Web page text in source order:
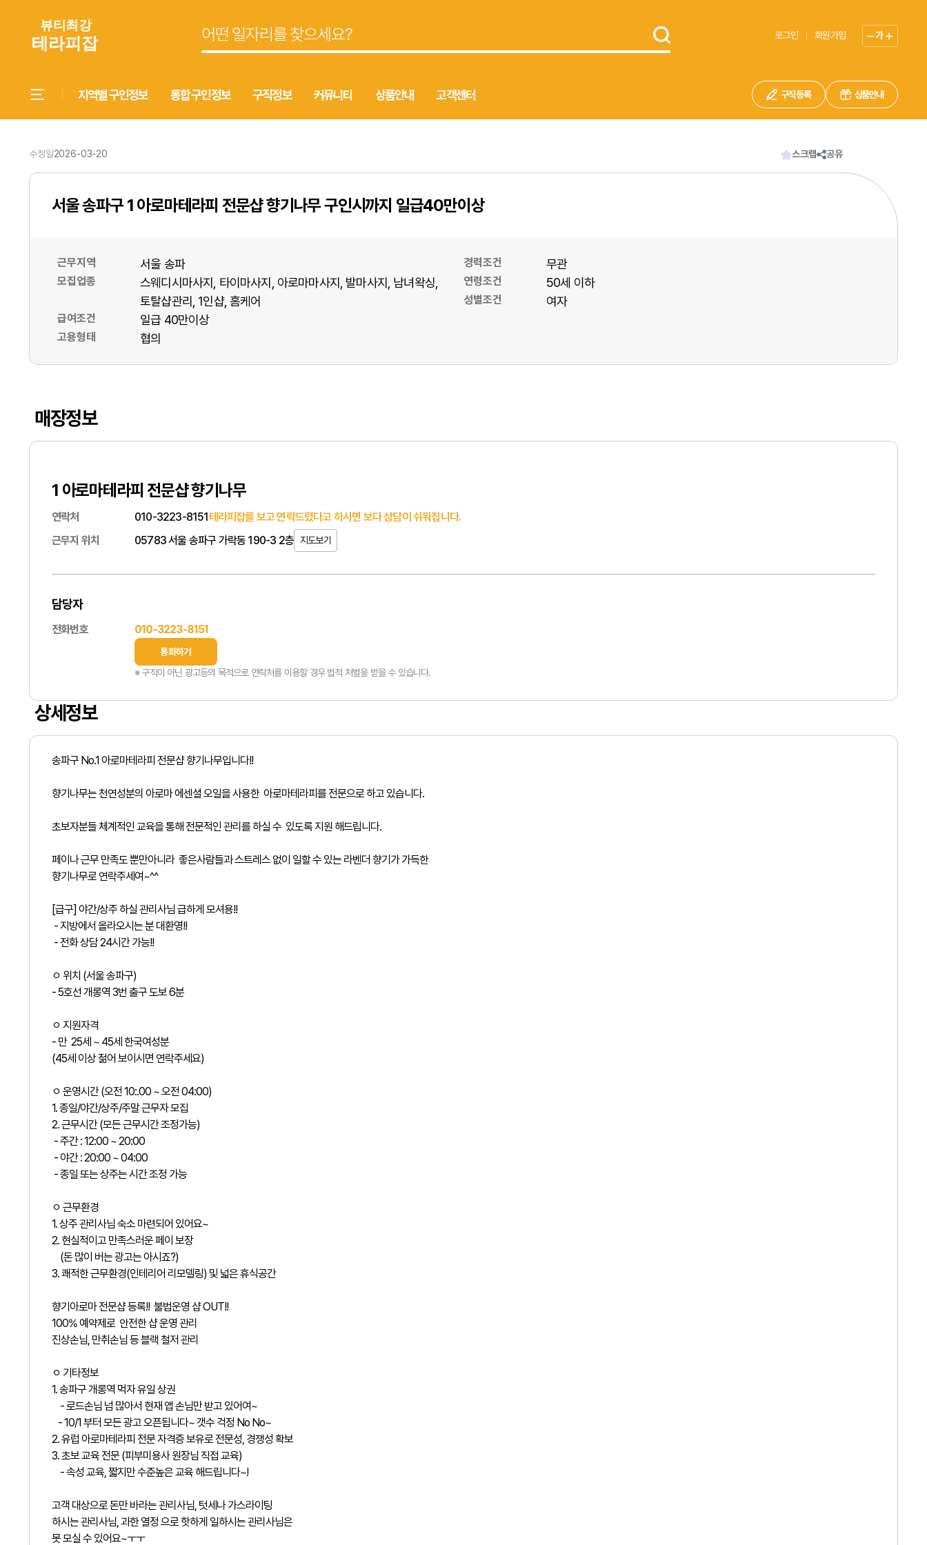
로그인 회원가입 가
지역별 구인정보 통합 구인정보 구직정보 커뮤니티 상품안내 고객센터 구직 등록 상품안내
수정일2026-03-20 스크랩 공유
서울 송파구 1 아로마테라피 전문샵 향기나무 구인시까지 일급40만이상
근무지역 서울 송파
모집업종 스웨디시마사지 타이마사지 아로마마사지 발마사지
남녀왁싱
토탈샵관리
1인샵 홈케어
급여조건 일급 40만이상
고용형태 협의
경력조건 무관
연령조건 50세 이하
성별조건 여자
매장정보
1 아로마테라피 전문샵 향기나무
연락처 010-3223-8151테라피잡를 보고 연락드렸다고 하시면 보다 상담이 쉬워집니다.
근무지 위치
05783 서울 송파구 가락동 190-3 2층 지도보기
담당자
전화번호 010-3223-8151
통화하기
※ 구직이 아닌 광고등의 목적으로 연락처를 이용할 경우 법적 처벌을 받을 수 있습니다.
상세정보
송파구 No.1 아로마테라피 전문샵 향기나무입니다!!
향기나무는 천연성분의 아로마 에센셜 오일을 사용한 아로마테라피를 전문으로 하고 있습니다.
초보자분들 체계적인 교육을 통해 전문적인 관리를 하실 수 있도록 지원 해드립니다.
페이나 근무 만족도 뿐만아니라 좋은사람들과 스트레스 없이 일할 수 있는 라벤더 향기가 가득한
향기나무로 연락주세여~^^
[급구] 야간/상주 하실 관리사님 급하게 모셔용!!
- 지방에서 올라오시는 분 대환영!!
- 전화 상담 24시간 가능!!
ㅇ 위치 (서울 송파구)
- 5호선 개롱역 3번 출구 도보 6분
ㅇ 지원자격
- 만 25세 ~ 45세 한국여성분
(45세 이상 젊어 보이시면 연락주세요)
ㅇ 운영시간 (오전 10:.00 ~ 오전 04:00)
1. 종일/야간/상주/주말 근무자 모집
2. 근무시간 (모든 근무시간 조정가능)
- 주간 : 12:00 ~ 20:00
- 야간 : 20:00 ~ 04:00
- 종일 또는 상주는 시간 조정 가능
ㅇ 근무환경
1. 상주 관리사님 숙소 마련되어 있어요~
2. 현실적이고 만족스러운 페이 보장
(돈 많이 버는 광고는 아시죠?)
3. 쾌적한 근무환경(인테리어 리모델링) 및 넓은 휴식공간
향기아로마 전문샵 등록!! 불법운영 샵 OUT!!
100% 예약제로 안전한 샵 운영 관리
진상손님, 만취손님 등 블랙 철저 관리
ㅇ 기타정보
1. 송파구 개롱역 먹자 유일 상권
- 로드손님 넘 많아서 현재 앱 손님만 받고 있어여~
- 10/1 부터 모든 광고 오픈됩니다~ 갯수 걱정 No No~
2. 유럽 아로마테라피 전문 자격증 보유로 전문성, 경쟁성 확보
3. 초보 교육 전문 (피부미용사 원장님 직접 교육)
- 속성 교육, 짧지만 수준높은 교육 해드립니다~!
고객 대상으로 돈만 바라는 관리사님, 텃세나 가스라이팅
하시는 관리사님, 과한 열정 으로 핫하게 일하시는 관리사님은
못 모실 수 있어요~ㅜㅜ